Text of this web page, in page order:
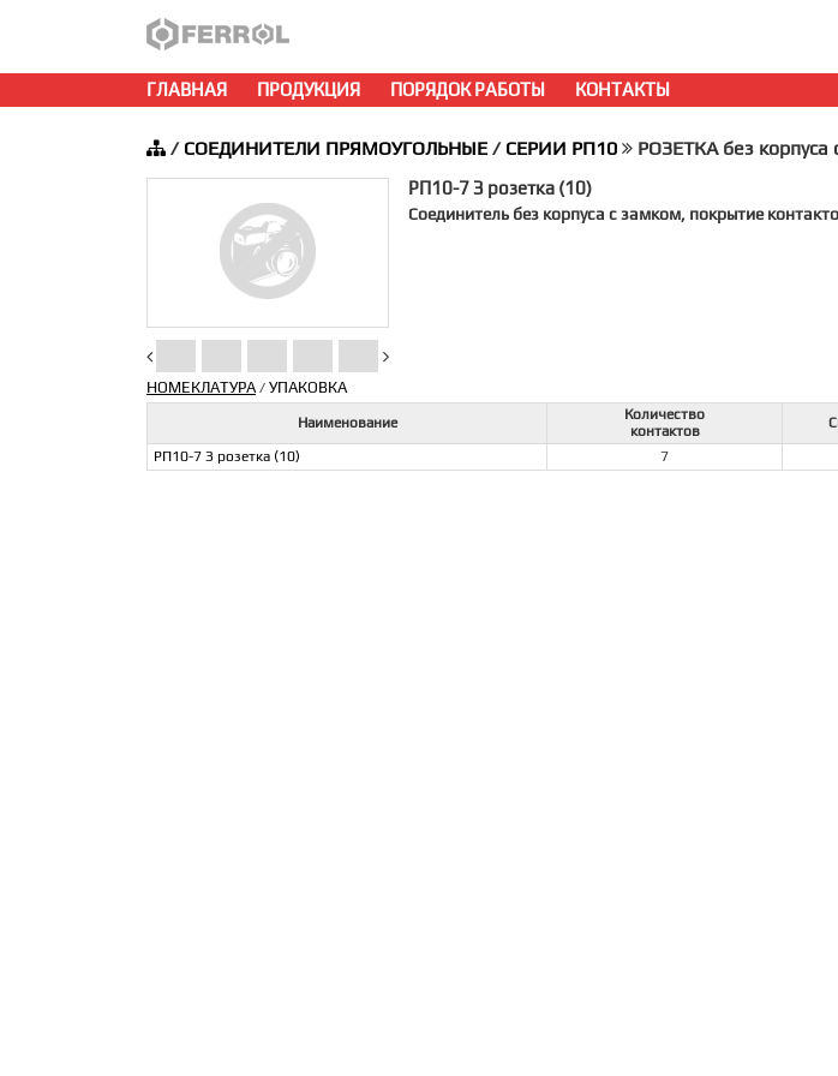
ГЛАВНАЯ ПРОДУКЦИЯ ПОРЯДОК РАБОТЫ КОНТАКТЫ
/ СОЕДИНИТЕЛИ ПРЯМОУГОЛЬНЫЕ/ СЕРИИ РП10 РОЗЕТКА без корпуса
РП10-7 З розетка (10)
Соединитель без корпуса с замком, покрытие
НОМЕКЛАТУРА/ УПАКОВКА
Наименование
Количество
контактов
РП10-7 З розетка (10)
7